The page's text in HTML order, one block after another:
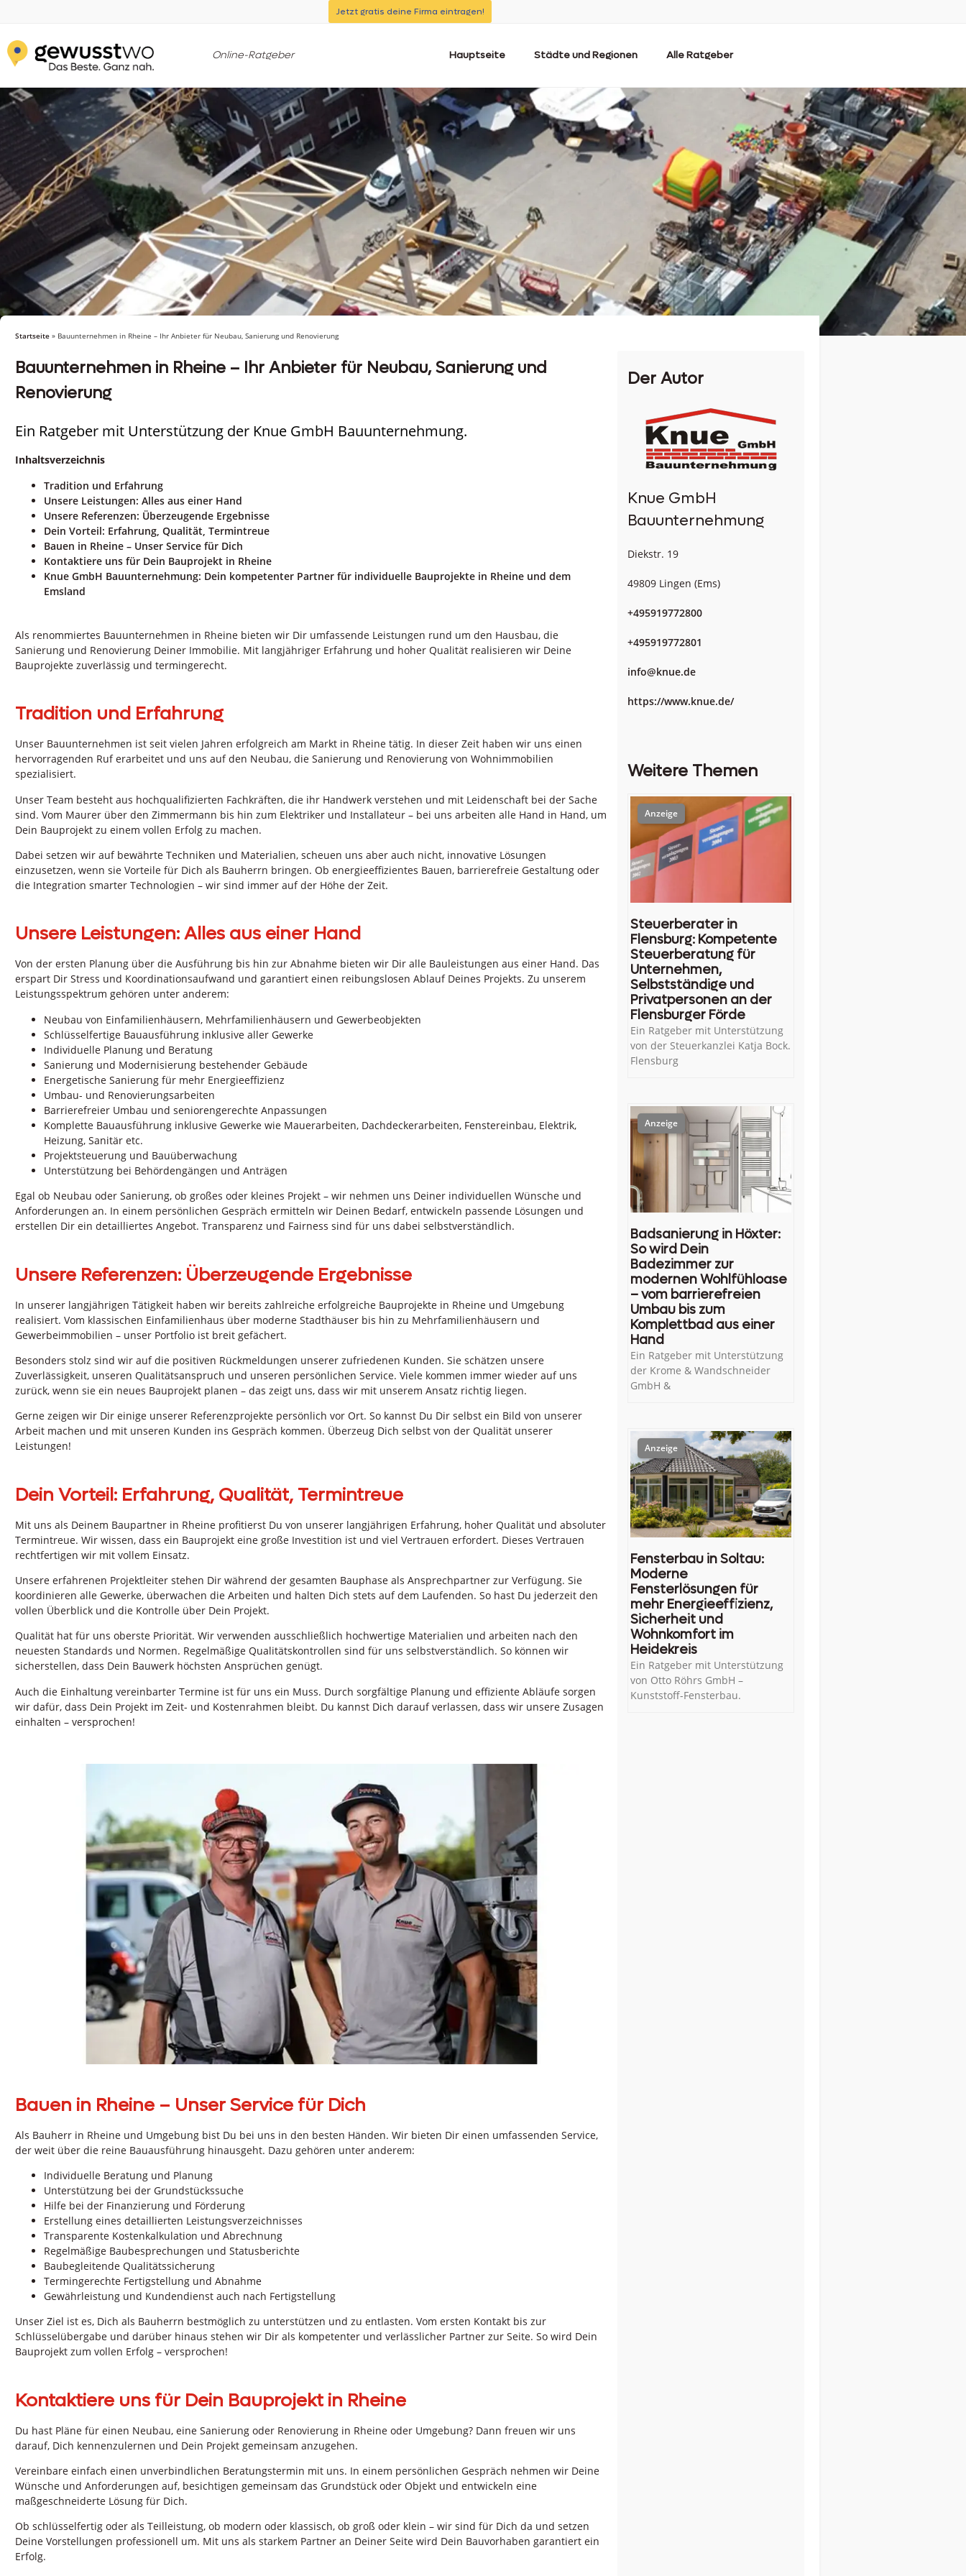
Jetzt gratis deine Firma eintragen!
Online-Ratgeber Hauptseite Städte und Regionen Alle Ratgeber
Startseite » Bauunternehmen in Rheine – Ihr Anbieter für Neubau, Sanierung und Renovierung
Bauunternehmen in Rheine – Ihr Anbieter für Neubau, Sanierung und
Renovierung
Ein Ratgeber mit Unterstützung der Knue GmbH Bauunternehmung.
Inhaltsverzeichnis
Tradition und Erfahrung
Unsere Leistungen: Alles aus einer Hand
Unsere Referenzen: Überzeugende Ergebnisse
Dein Vorteil: Erfahrung, Qualität, Termintreue
Bauen in Rheine – Unser Service für Dich
Kontaktiere uns für Dein Bauprojekt in Rheine
Knue GmbH Bauunternehmung: Dein kompetenter Partner für individuelle Bauprojekte in Rheine und dem
Emsland
Als renommiertes Bauunternehmen in Rheine bieten wir Dir umfassende Leistungen rund um den Hausbau, die
Sanierung und Renovierung Deiner Immobilie. Mit langjähriger Erfahrung und hoher Qualität realisieren wir Deine
Bauprojekte zuverlässig und termingerecht.
Tradition und Erfahrung
Unser Bauunternehmen ist seit vielen Jahren erfolgreich am Markt in Rheine tätig. In dieser Zeit haben wir uns einen
hervorragenden Ruf erarbeitet und uns auf den Neubau, die Sanierung und Renovierung von Wohnimmobilien
spezialisiert.
Unser Team besteht aus hochqualifizierten Fachkräften, die ihr Handwerk verstehen und mit Leidenschaft bei der Sache
sind. Vom Maurer über den Zimmermann bis hin zum Elektriker und Installateur – bei uns arbeiten alle Hand in Hand, um
Dein Bauprojekt zu einem vollen Erfolg zu machen.
Dabei setzen wir auf bewährte Techniken und Materialien, scheuen uns aber auch nicht, innovative Lösungen
einzusetzen, wenn sie Vorteile für Dich als Bauherrn bringen. Ob energieeffizientes Bauen, barrierefreie Gestaltung oder
die Integration smarter Technologien – wir sind immer auf der Höhe der Zeit.
Unsere Leistungen: Alles aus einer Hand
Von der ersten Planung über die Ausführung bis hin zur Abnahme bieten wir Dir alle Bauleistungen aus einer Hand. Das
erspart Dir Stress und Koordinationsaufwand und garantiert einen reibungslosen Ablauf Deines Projekts. Zu unserem
Leistungsspektrum gehören unter anderem:
Neubau von Einfamilienhäusern, Mehrfamilienhäusern und Gewerbeobjekten
Schlüsselfertige Bauausführung inklusive aller Gewerke
Individuelle Planung und Beratung
Sanierung und Modernisierung bestehender Gebäude
Energetische Sanierung für mehr Energieeffizienz
Umbau- und Renovierungsarbeiten
Barrierefreier Umbau und seniorengerechte Anpassungen
Komplette Bauausführung inklusive Gewerke wie Mauerarbeiten, Dachdeckerarbeiten, Fenstereinbau, Elektrik,
Heizung, Sanitär etc.
Projektsteuerung und Bauüberwachung
Unterstützung bei Behördengängen und Anträgen
Egal ob Neubau oder Sanierung, ob großes oder kleines Projekt – wir nehmen uns Deiner individuellen Wünsche und
Anforderungen an. In einem persönlichen Gespräch ermitteln wir Deinen Bedarf, entwickeln passende Lösungen und
erstellen Dir ein detailliertes Angebot. Transparenz und Fairness sind für uns dabei selbstverständlich.
Unsere Referenzen: Überzeugende Ergebnisse
In unserer langjährigen Tätigkeit haben wir bereits zahlreiche erfolgreiche Bauprojekte in Rheine und Umgebung
realisiert. Vom klassischen Einfamilienhaus über moderne Stadthäuser bis hin zu Mehrfamilienhäusern und
Gewerbeimmobilien – unser Portfolio ist breit gefächert.
Besonders stolz sind wir auf die positiven Rückmeldungen unserer zufriedenen Kunden. Sie schätzen unsere
Zuverlässigkeit, unseren Qualitätsanspruch und unseren persönlichen Service. Viele kommen immer wieder auf uns
zurück, wenn sie ein neues Bauprojekt planen – das zeigt uns, dass wir mit unserem Ansatz richtig liegen.
Gerne zeigen wir Dir einige unserer Referenzprojekte persönlich vor Ort. So kannst Du Dir selbst ein Bild von unserer
Arbeit machen und mit unseren Kunden ins Gespräch kommen. Überzeug Dich selbst von der Qualität unserer
Leistungen!
Dein Vorteil: Erfahrung, Qualität, Termintreue
Mit uns als Deinem Baupartner in Rheine profitierst Du von unserer langjährigen Erfahrung, hoher Qualität und absoluter
Termintreue. Wir wissen, dass ein Bauprojekt eine große Investition ist und viel Vertrauen erfordert. Dieses Vertrauen
rechtfertigen wir mit vollem Einsatz.
Unsere erfahrenen Projektleiter stehen Dir während der gesamten Bauphase als Ansprechpartner zur Verfügung. Sie
koordinieren alle Gewerke, überwachen die Arbeiten und halten Dich stets auf dem Laufenden. So hast Du jederzeit den
vollen Überblick und die Kontrolle über Dein Projekt.
Qualität hat für uns oberste Priorität. Wir verwenden ausschließlich hochwertige Materialien und arbeiten nach den
neuesten Standards und Normen. Regelmäßige Qualitätskontrollen sind für uns selbstverständlich. So können wir
sicherstellen, dass Dein Bauwerk höchsten Ansprüchen genügt.
Auch die Einhaltung vereinbarter Termine ist für uns ein Muss. Durch sorgfältige Planung und effiziente Abläufe sorgen
wir dafür, dass Dein Projekt im Zeit- und Kostenrahmen bleibt. Du kannst Dich darauf verlassen, dass wir unsere Zusagen
einhalten – versprochen!
Bauen in Rheine – Unser Service für Dich
Als Bauherr in Rheine und Umgebung bist Du bei uns in den besten Händen. Wir bieten Dir einen umfassenden Service,
der weit über die reine Bauausführung hinausgeht. Dazu gehören unter anderem:
Individuelle Beratung und Planung
Unterstützung bei der Grundstückssuche
Hilfe bei der Finanzierung und Förderung
Erstellung eines detaillierten Leistungsverzeichnisses
Transparente Kostenkalkulation und Abrechnung
Regelmäßige Baubesprechungen und Statusberichte
Baubegleitende Qualitätssicherung
Termingerechte Fertigstellung und Abnahme
Gewährleistung und Kundendienst auch nach Fertigstellung
Unser Ziel ist es, Dich als Bauherrn bestmöglich zu unterstützen und zu entlasten. Vom ersten Kontakt bis zur
Schlüsselübergabe und darüber hinaus stehen wir Dir als kompetenter und verlässlicher Partner zur Seite. So wird Dein
Bauprojekt zum vollen Erfolg – versprochen!
Kontaktiere uns für Dein Bauprojekt in Rheine
Du hast Pläne für einen Neubau, eine Sanierung oder Renovierung in Rheine oder Umgebung? Dann freuen wir uns
darauf, Dich kennenzulernen und Dein Projekt gemeinsam anzugehen.
Vereinbare einfach einen unverbindlichen Beratungstermin mit uns. In einem persönlichen Gespräch nehmen wir Deine
Wünsche und Anforderungen auf, besichtigen gemeinsam das Grundstück oder Objekt und entwickeln eine
maßgeschneiderte Lösung für Dich.
Ob schlüsselfertig oder als Teilleistung, ob modern oder klassisch, ob groß oder klein – wir sind für Dich da und setzen
Deine Vorstellungen professionell um. Mit uns als starkem Partner an Deiner Seite wird Dein Bauvorhaben garantiert ein
Erfolg.
Der Autor
Knue GmbH
Bauunternehmung
Diekstr. 19
49809 Lingen (Ems)
+495919772800
+495919772801
info@knue.de
https://www.knue.de/
Weitere Themen
Steuerberater in
Flensburg: Kompetente
Steuerberatung für
Unternehmen,
Selbstständige und
Privatpersonen an der
Flensburger Förde
Ein Ratgeber mit Unterstützung
von der Steuerkanzlei Katja Bock.
Flensburg
Badsanierung in Höxter:
So wird Dein
Badezimmer zur
modernen Wohlfühloase
– vom barrierefreien
Umbau bis zum
Komplettbad aus einer
Hand
Ein Ratgeber mit Unterstützung
der Krome & Wandschneider
GmbH &
Fensterbau in Soltau:
Moderne
Fensterlösungen für
mehr Energieeffizienz,
Sicherheit und
Wohnkomfort im
Heidekreis
Ein Ratgeber mit Unterstützung
von Otto Röhrs GmbH –
Kunststoff-Fensterbau.